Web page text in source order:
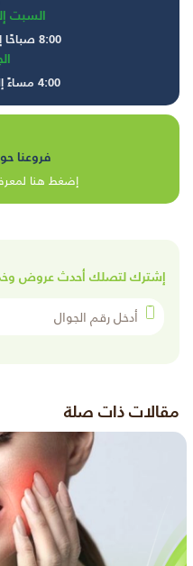
السبت
8:00 صباحًا إلى 10:00 مساءً
4:00 مساءً إلى 10:00 مساءً
فروعنا
إضغط هنا
إشترك لتصلك أحدث عروض
أدخل رقم الجوال
مقالات ذات صلة